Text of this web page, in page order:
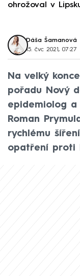
ohrožoval v
Dáša Šamanová
15. čvc 2021, 07:27
Na velký
pořadu Nový
epidemiolog
Roman
rychlému
opatření proti